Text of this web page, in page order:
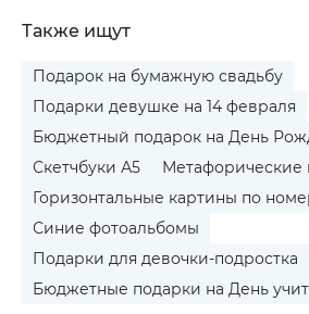
Также ищут
Подарок на бумажную свадьбу
Подарки девушке на 14 февраля
Бюджетный подарок на День
Скетчбуки А5
Метафорические
Горизонтальные картины по
Синие фотоальбомы
Подарки для девочки-подростка
Бюджетные подарки на День